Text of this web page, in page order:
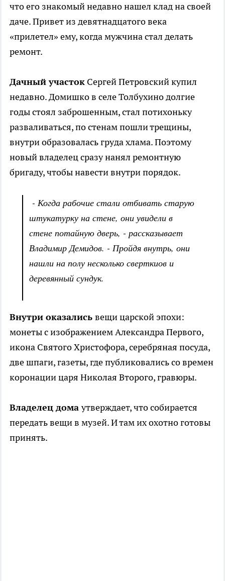
что его знакомый недавно нашел клад на своей
даче. Привет из девятнадцатого века
«прилетел» ему, когда мужчина стал делать
ремонт.
Дачный участок Сергей Петровский купил
недавно. Домишко в селе Толбухино долгие
годы стоял заброшенным, стал потихоньку
разваливаться, по стенам пошли трещины,
внутри образовалась груда хлама. Поэтому
новый владелец сразу нанял ремонтную
бригаду, чтобы навести внутри порядок.
- Когда рабочие стали отбивать старую
штукатурку на стене, они увидели в
стене потайную дверь, - рассказывает
Владимир Демидов. - Пройдя внутрь, они
нашли на полу несколько сверткиов и
деревянный сундук.
Внутри оказались вещи царской эпохи:
монеты с изображением Александра Первого,
икона Святого Христофора, серебряная посуда,
две шпаги, газеты, где публиковались со времен
коронации царя Николая Второго, гравюры.
Владелец домаутверждает, что собирается
передать вещи в музей. И там их охотно готовы
принять.